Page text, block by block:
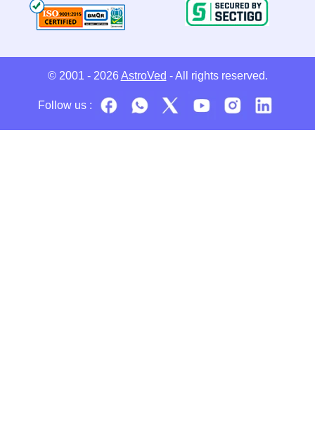
© 2001 - 2026 AstroVed - All rights reserved.
Follow us :